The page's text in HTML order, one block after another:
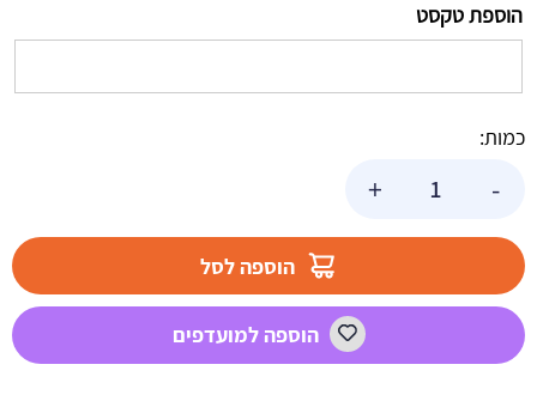
הוספת טקסט
כמות:
-
אננס
+
הוספה לסל
הוספה למועדפים